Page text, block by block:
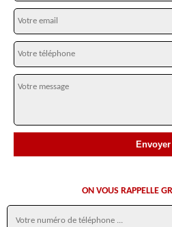
ON VOUS RAPPELLE